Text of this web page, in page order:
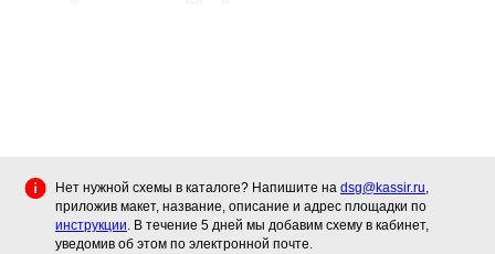
Нет нужной схемы в каталоге? Напишите на dsg@kassir.ru,
приложив макет, название, описание и адрес площадки по
инструкции. В течение 5 дней мы добавим схему в кабинет,
уведомив об этом по электронной почте.